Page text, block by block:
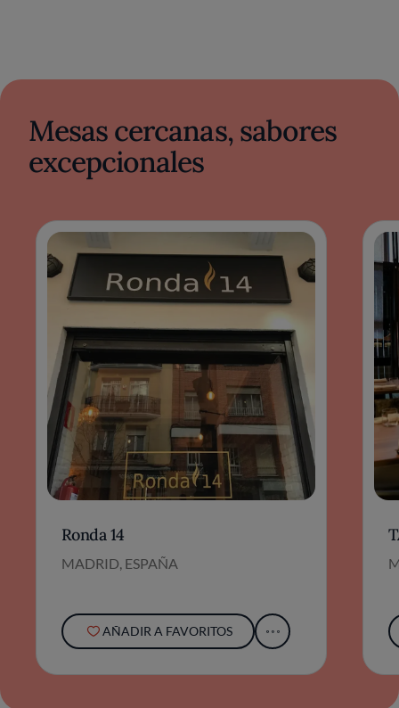
Mesas cercanas, sabores
excepcionales
Ronda 14
MADRID, ESPAÑA
AÑADIR A FAVORITOS